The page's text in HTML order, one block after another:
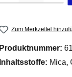
Zum Merkzettel
Produktnummer:
Inhaltsstoffe: Mica,